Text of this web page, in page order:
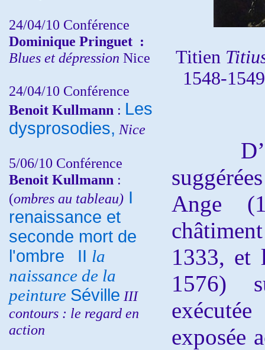
24/04/10 Conférence
Dominique Pringuet :
Blues et dépression Nice
24/04/10 Conférence
Benoit Kullmann : Les
dysprosodies, Nice
5/06/10 Conférence
Benoit Kullmann :
(ombres au tableau) I
renaissance et
seconde mort de
l'ombre
II la
naissance de la
peinture Séville III
contours : le regard en
action
Titien
1548-
Ange
1333, et
1576)
exposée